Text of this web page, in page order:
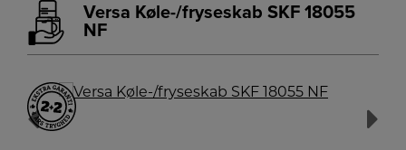
Versa Køle-/fryseskab SKF 18055
NF